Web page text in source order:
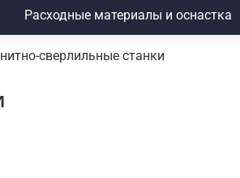
Расходные материалы и оснастка
сверлильные станки